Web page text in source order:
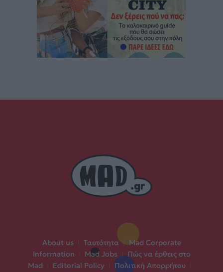
About us Ταυτότητα | Mad Corporate
Information
Mad Jobs | Πώς να έρθεις στο
Mad
Editorial Policy Πολιτική Απορρήτου